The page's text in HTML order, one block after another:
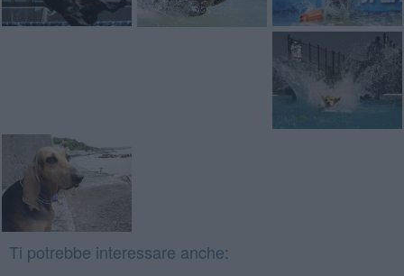
Ti potrebbe interessare anche: